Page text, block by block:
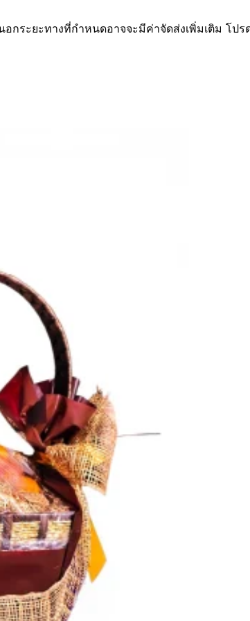
กระยะทางที่กำหนดอาจจะมีค่าจัดส่งเพิ่มเติม โปร